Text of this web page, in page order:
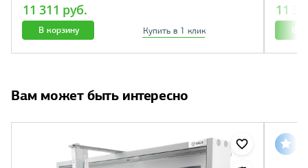
11 311 руб.
В корзину Купить в 1 клик
11
В
Вам может быть интересно